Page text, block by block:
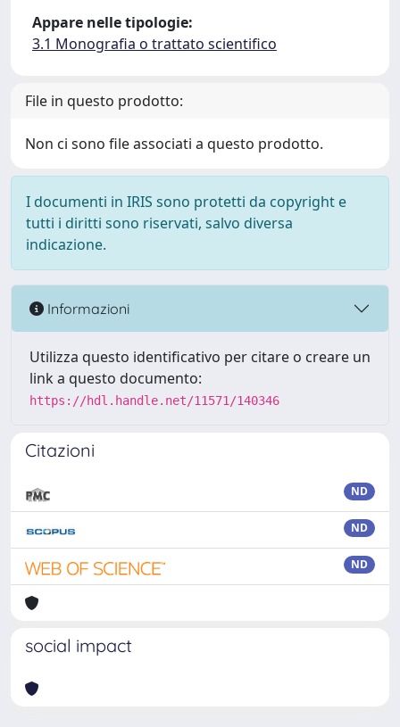
Appare nelle tipologie:
3.1 Monografia o trattato scientifico
File in questo prodotto:
Non ci sono file associati a questo prodotto.
I documenti in IRIS sono protetti da copyright e
tutti i diritti sono riservati, salvo diversa
indicazione.
Informazioni
Utilizza questo identificativo per citare o creare un
link a questo documento:
https://hdl.handle.net/11571/140346
Citazioni
ND
ND
ND
social impact